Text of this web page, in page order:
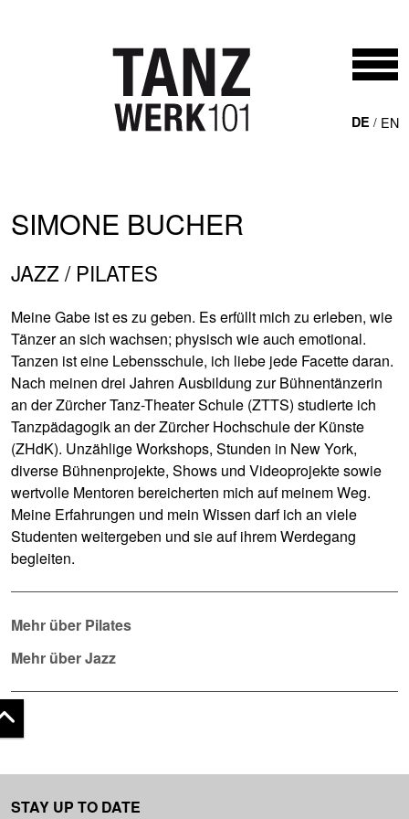
DE EN
SIMONE BUCHER
JAZZ / PILATES
Meine Gabe ist es zu geben. Es erfüllt mich zu erleben, wie
Tänzer an sich wachsen; physisch wie auch emotional.
Tanzen ist eine Lebensschule, ich liebe jede Facette daran.
Nach meinen drei Jahren Ausbildung zur Bühnentänzerin
an der Zürcher Tanz-Theater Schule (ZTTS) studierte ich
Tanzpädagogik an der Zürcher Hochschule der Künste
(ZHdK). Unzählige Workshops, Stunden in New York,
diverse Bühnenprojekte, Shows und Videoprojekte sowie
wertvolle Mentoren bereicherten mich auf meinem Weg.
Meine Erfahrungen und mein Wissen darf ich an viele
Studenten weitergeben und sie auf ihrem Werdegang
begleiten.
Mehr über Pilates
Mehr über Jazz
top
STAY UP TO DATE